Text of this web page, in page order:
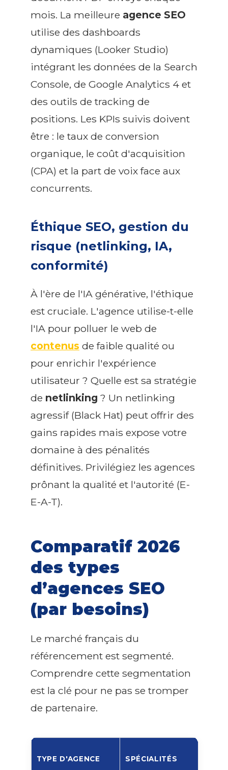
mois. La meilleure agence SEO
utilise des dashboards
dynamiques (Looker Studio)
intégrant les données de la Search
Console, de Google Analytics 4 et
des outils de tracking de
positions. Les KPIs suivis doivent
être : le taux de conversion
organique, le coût d'acquisition
(CPA) et la part de voix face aux
concurrents.
Éthique SEO, gestion du
risque (netlinking, IA,
conformité)
À l'ère de l'IA générative, l'éthique
est cruciale. L'agence utilise-t-elle
l'IA pour polluer le web de
contenus de faible qualité ou
pour enrichir l'expérience
utilisateur ? Quelle est sa stratégie
de netlinking ? Un netlinking
agressif (Black Hat) peut offrir des
gains rapides mais expose votre
domaine à des pénalités
définitives. Privilégiez les agences
prônant la qualité et l'autorité (E-
E-A-T).
Comparatif 2026
des types
d’agences SEO
(par besoins)
Le marché français du
référencement est segmenté.
Comprendre cette segmentation
est la clé pour ne pas se tromper
de partenaire.
TYPE D'AGENCE SPÉCIALITÉS